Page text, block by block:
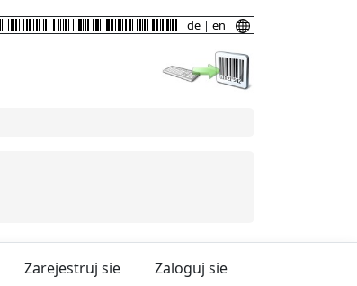
de | en
Zarejestruj sie Zaloguj sie